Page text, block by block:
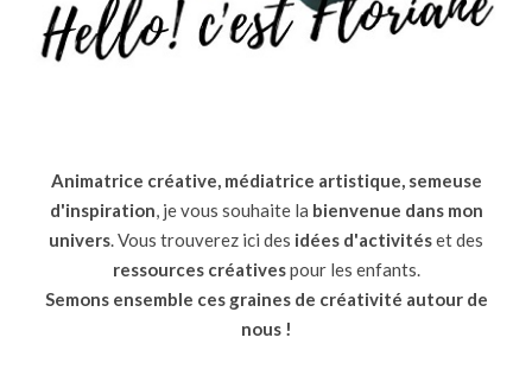
Animatrice créative, médiatrice artistique, semeuse
d'inspiration, je vous souhaite la bienvenue dans mon
univers. Vous trouverez ici des idées d'activitéset des
ressources créativespour les enfants.
Semons ensemble ces graines de créativité autour de
nous !